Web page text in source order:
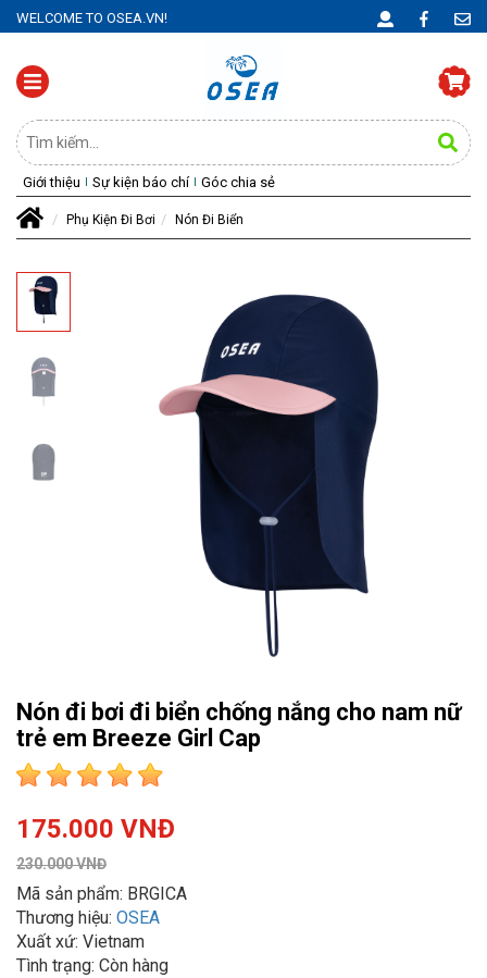
WELCOME TO OSEA.VN!
Giới thiệu Sự kiện báo chí Góc chia sẻ
Phụ Kiện Đi Bơi Nón Đi Biển
Nón đi bơi đi biển chống nắng cho nam nữ
trẻ em Breeze Girl Cap
175.000 VNĐ
230.000 VNĐ
Mã sản phẩm: BRGICA
Thương hiệu: OSEA
Xuất xứ: Vietnam
Tình trạng: Còn hàng